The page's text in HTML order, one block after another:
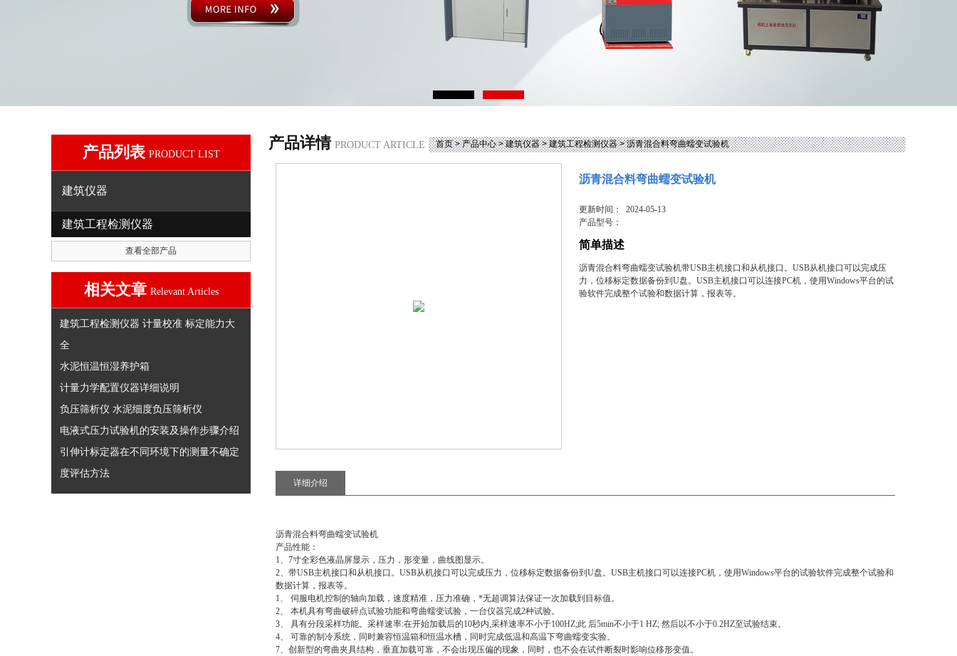
产品详情 PRODUCT ARTICLE 首页>产品中心>建筑仪器>建筑工程检测仪器> 沥青混合料弯曲蠕变试验机
沥青混合料弯曲蠕变试验机
更新时间： 2024-05-13
产品型号：
简单描述
沥青混合料弯曲蠕变试验机带USB主机接口和从机接口。USB从机接口可以完成压
力，位移标定数据备份到U盘。USB主机接口可以连接PC机，使用Windows平台的试
验软件完成整个试验和数据计算，报表等。
详细介绍
沥青混合料弯曲蠕变试验机
产品性能：
1、7寸全彩色液晶屏显示，压力，形变量，曲线图显示。
2、带USB主机接口和从机接口。USB从机接口可以完成压力，位移标定数据备份到U盘。USB主机接口可以连接PC机，使用Windows平台的试验软件完成整个试验和
数据计算，报表等。
1、 伺服电机控制的轴向加载，速度精准，压力准确，*无超调算法保证一次加载到目标值。
2、 本机具有弯曲破碎点试验功能和弯曲蠕变试验，一台仪器完成2种试验。
3、 具有分段采样功能。采样速率:在开始加载后的10秒内,采样速率不小于100HZ;此 后5min不小于1 HZ; 然后以不小于0.2HZ至试验结束。
4、 可靠的制冷系统，同时兼容恒温箱和恒温水槽，同时完成低温和高温下弯曲蠕变实验。
7、创新型的弯曲夹具结构，垂直加载可靠，不会出现压偏的现象，同时，也不会在试件断裂时影响位移形变值。
产品列表 PRODUCT LIST
建筑仪器
建筑工程检测仪器
查看全部产品
相关文章 Relevant Articles
建筑工程检测仪器 计量校准 标定能力大
全
水泥恒温恒湿养护箱
计量力学配置仪器详细说明
负压筛析仪 水泥细度负压筛析仪
电液式压力试验机的安装及操作步骤介绍
引伸计标定器在不同环境下的测量不确定
度评估方法